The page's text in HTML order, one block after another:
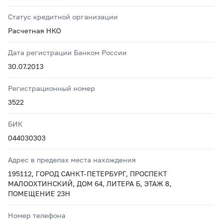
Статус кредитной организации
Расчетная НКО
Дата регистрации Банком России
30.07.2013
Регистрационный номер
3522
БИК
044030303
Адрес в пределах места нахождения
195112, ГОРОД САНКТ-ПЕТЕРБУРГ, ПРОСПЕКТ
МАЛООХТИНСКИЙ, ДОМ 64, ЛИТЕРА Б, ЭТАЖ 8,
ПОМЕЩЕНИЕ 23Н
Номер телефона